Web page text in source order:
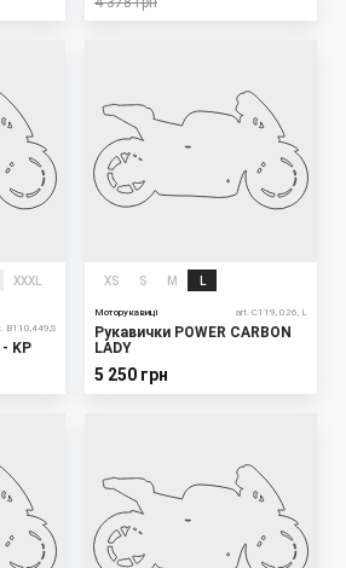
XXXL
B110,449,S
KP
XS S M
Моторукавиці art. C119, 026, L
Рукавички POWER CARBON
LADY
5 250 грн